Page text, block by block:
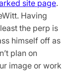
site page.
Having
the perp is
himself off as
plan on
image or work